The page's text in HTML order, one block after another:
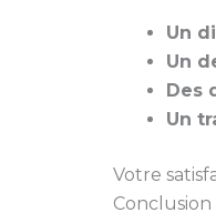
Un
Un
Des
Un
Votre